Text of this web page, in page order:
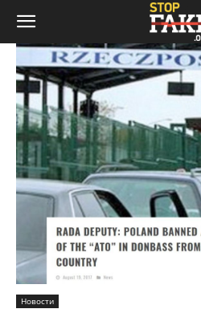
Новости